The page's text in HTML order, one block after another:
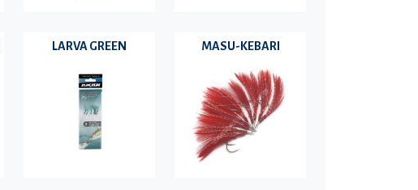
LARVA GREEN MASU-KEBARI